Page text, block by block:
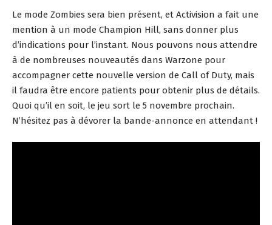
Le mode Zombies sera bien présent, et Activision a fait une
mention à un mode Champion Hill, sans donner plus
d’indications pour l’instant. Nous pouvons nous attendre
à de nombreuses nouveautés dans Warzone pour
accompagner cette nouvelle version de Call of Duty, mais
il faudra être encore patients pour obtenir plus de détails.
Quoi qu’il en soit, le jeu sort le 5 novembre prochain.
N’hésitez pas à dévorer la bande-annonce en attendant !